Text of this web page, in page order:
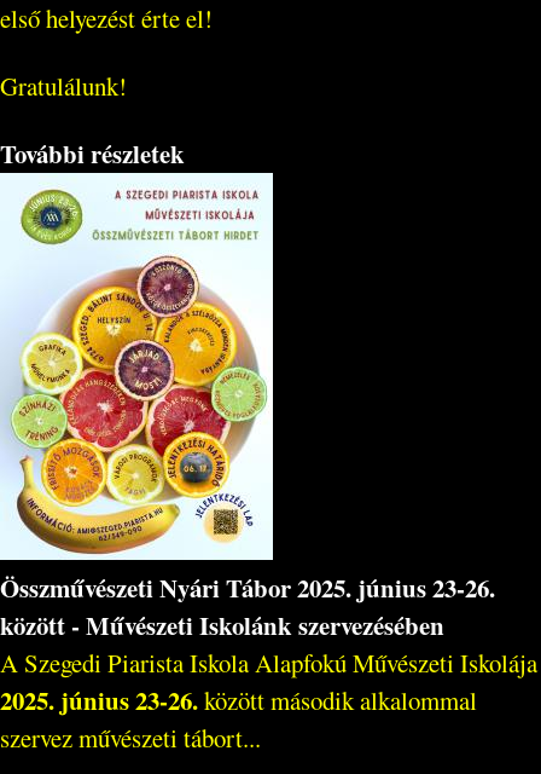
első helyezést érte el!
Gratulálunk!
További részletek
Összművészeti Nyári Tábor 2025. június 23-26.
között - Művészeti Iskolánk szervezésében
A Szegedi Piarista Iskola Alapfokú Művészeti Iskolája
2025. június 23-26.között második alkalommal
szervez művészeti tábort...